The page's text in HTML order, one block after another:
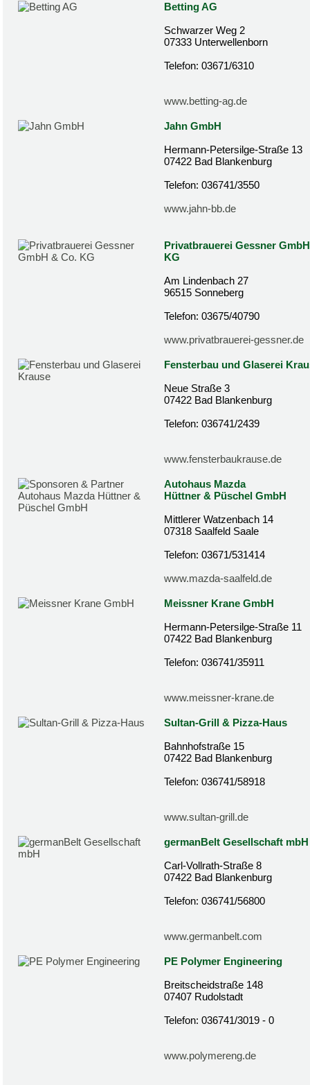
Betting AG
Schwarzer Weg 2
07333 Unterwellenborn
Telefon: 03671/6310
www.betting-ag.de
Jahn GmbH
Hermann-Petersilge-Straße 13
07422 Bad Blankenburg
Telefon: 036741/3550
www.jahn-bb.de
Privatbrauerei Gessner
KG
Am Lindenbach 27
96515 Sonneberg
Telefon: 03675/40790
www.privatbrauerei-gessner.de
Fensterbau und Glaserei
Neue Straße 3
07422 Bad Blankenburg
Telefon: 036741/2439
www.fensterbaukrause.de
Autohaus Mazda
Hüttner & Püschel GmbH
Mittlerer Watzenbach 14
07318 Saalfeld Saale
Telefon: 03671/531414
www.mazda-saalfeld.de
Meissner Krane GmbH
Hermann-Petersilge-Straße 11
07422 Bad Blankenburg
Telefon: 036741/35911
www.meissner-krane.de
Sultan-Grill & Pizza-Haus
Bahnhofstraße 15
07422 Bad Blankenburg
Telefon: 036741/58918
www.sultan-grill.de
germanBelt Gesellschaft mbH
Carl-Vollrath-Straße 8
07422 Bad Blankenburg
Telefon: 036741/56800
www.germanbelt.com
PE Polymer Engineering
Breitscheidstraße 148
07407 Rudolstadt
Telefon: 036741/3019 - 0
www.polymereng.de